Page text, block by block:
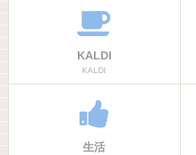
KALDI
KALDI
生活